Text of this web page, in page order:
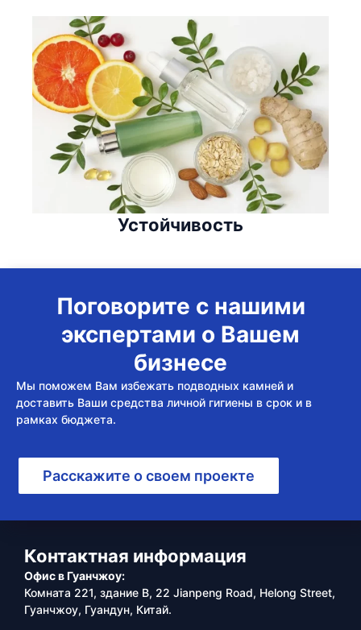
Устойчивость
Поговорите с нашими
экспертами о Вашем
бизнесе
Мы поможем Вам избежать подводных камней и
доставить Ваши средства личной гигиены в срок и в
рамках бюджета.
Расскажите о своем проекте
Контактная информация
Офис в Гуанчжоу:
Комната 221, здание B, 22 Jianpeng Road, Helong Street,
Гуанчжоу, Гуандун, Китай.